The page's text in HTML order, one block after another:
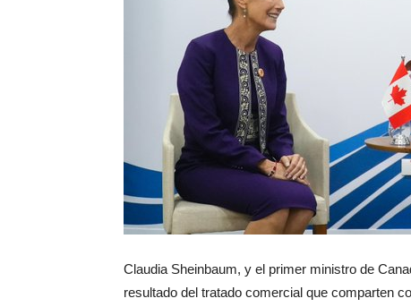
Claudia Sheinbaum, y el primer ministro de
resultado del tratado comercial que comparten